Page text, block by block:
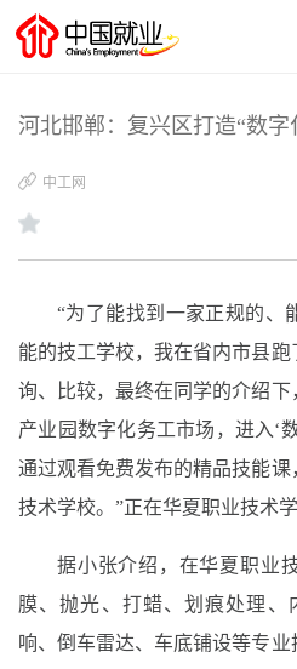
河北邯郸：复兴区打造“数
中工网
“为了能找到一家正规的、
能的技工学校，我在省内市县
询、比较，最终在同学的介绍
产业园数字化务工市场，进入‘
通过观看免费发布的精品技能
技术学校。”正在华夏职业技术
据小张介绍，在华夏职业
膜、抛光、打蜡、划痕处理、
响、倒车雷达、车底铺设等专